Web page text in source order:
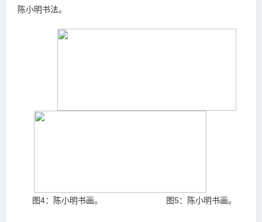
陈小明书法。
图4：陈小明书画。 图5：陈小明书画。